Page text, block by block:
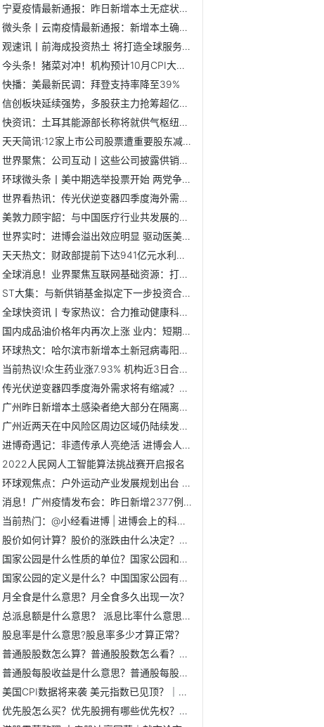
宁夏疫情最新通报：昨日新增本土无症状感染者6例
微头条丨云南疫情最新通报：新增本土确诊13例、本土无症状39例
观速讯丨前海成投资热土 将打造全球服务商集群
今头条！猪菜对冲！机构预计10月CPI大概率回落
快播：美最新民调：拜登支持率降至39%
信创板块延续强势，多股获主力抢筹超亿元，机构推荐关注两大方向
快资讯：土耳其能源部长称将就供气枢纽问题召开国际会议
天天简讯:12家上市公司股票遭重要股东减持，拉卡拉减持金额最高
世界聚焦：公司互动丨这些公司披露供销社、氢能源业务最新进展
环球微头条丨美中期选举投票开始 两党争夺国会控制权
世界看热讯：传光伏逆变器四季度海外需求缩减？相关板块大跌...
美敦力顾宇韶：与中国医疗行业共发展的决心始终坚定
世界实时：进博会溢出效应明显 驱动医美行业共享前沿科技成果
天天热文：财政部提前下达941亿元水利资金，支持加快水利建设...
全球消息！业界聚焦互联网基础资源：打造自主可控网络体系 推...
ST大集：与新供销基金拟定下一步投资合作方案并推进协议签署
全球快资讯丨专家热议：合力推动健康科普 共建共享全民健康
国内成品油价格年内再次上涨 业内：短期内油价将继续维持高位
环球热文：哈尔滨市新增本土新冠病毒阳性感染者1例
当前热议!众生药业涨7.93% 机构近3日合计净卖出3.29亿元
传光伏逆变器四季度海外需求将有缩减？相关公司回应来了
广州昨日新增本土感染者绝大部分在隔离观察或高风险区发现
广州近两天在中风险区周边区域仍陆续发现阳性个案
进博奇遇记：非遗传承人亮绝活 进博会人文交流活动再上新
2022人民网人工智能算法挑战赛开启报名
环球观焦点：户外运动产业发展规划出台 专家：以新发展理念为...
消息！广州疫情发布会：昨日新增2377例本土感染者 绝大部分...
当前热门：@小经看进博 | 进博会上的科技范儿
股价如何计算？股价的涨跌由什么决定？影响因素举例
国家公园是什么性质的单位？国家公园和自然保护区的区别有哪...
国家公园的定义是什么？中国国家公园有哪几个？
月全食是什么意思？月全食多久出现一次？
总派息额是什么意思？ 派息比率什么意思？怎么算
股息率是什么意思?股息率多少才算正常？
普通股股数怎么算？普通股股数怎么看？方法介绍
普通股每股收益是什么意思？普通股每股收益的计算公示
美国CPI数据将来袭 美元指数已见顶？｜就市论市
优先股怎么买？优先股拥有哪些优先权？具体表现说明